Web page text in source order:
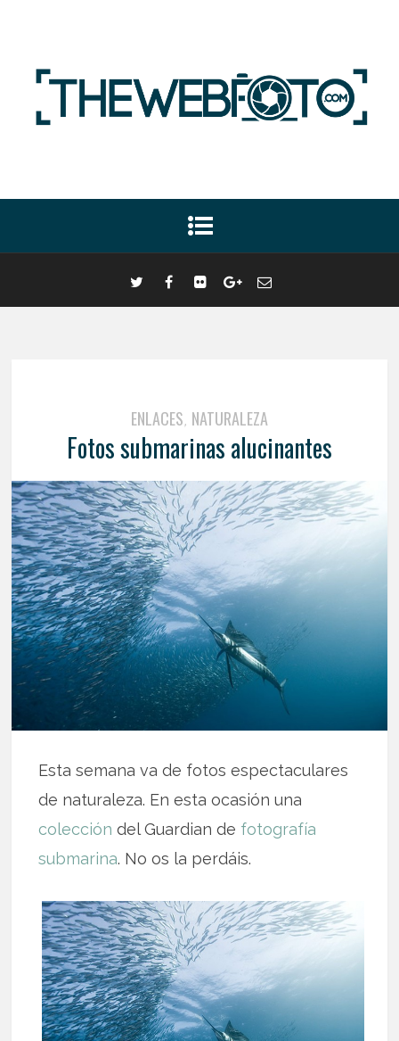
ENLACES, NATURALEZA
Fotos submarinas alucinantes
Esta semana va de fotos espectaculares
de naturaleza. En esta ocasión una
colección del Guardian de fotografía
submarina. No os la perdáis.